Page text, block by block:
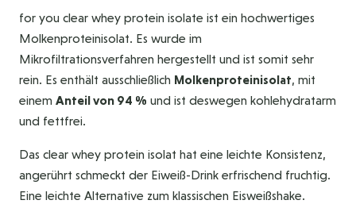
for you clear whey protein isolate ist ein hochwertiges
Molkenproteinisolat. Es wurde im
Mikrofiltrationsverfahren hergestellt und ist somit sehr
rein. Es enthält ausschließlich Molkenproteinisolat, mit
einem Anteil von 94 % und ist deswegen kohlehydratarm
und fettfrei.
Das clear whey protein isolat hat eine leichte Konsistenz,
angerührt schmeckt der Eiweiß-Drink erfrischend fruchtig.
Eine leichte Alternative zum klassischen Eisweißshake.